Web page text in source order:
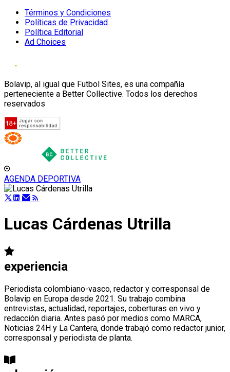
Términos y Condiciones
Políticas de Privacidad
Política Editorial
Ad Choices
Bolavip, al igual que Futbol Sites, es una compañía
perteneciente a Better Collective. Todos los derechos
reservados
AGENDA DEPORTIVA
Lucas Cárdenas Utrilla
experiencia
Periodista colombiano-vasco, redactor y corresponsal de
Bolavip en Europa desde 2021. Su trabajo combina
entrevistas, actualidad, reportajes, coberturas en vivo y
redacción diaria. Antes pasó por medios como MARCA,
Noticias 24H y La Cantera, donde trabajó como redactor junior,
corresponsal y periodista de planta.